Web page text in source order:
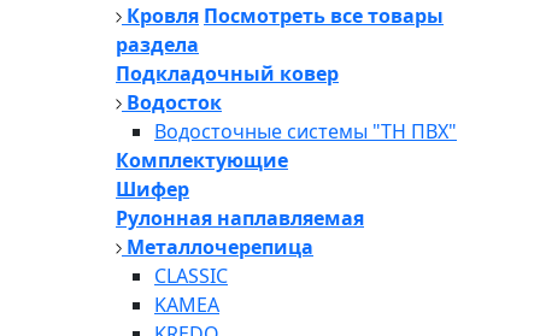
Кровля Посмотреть все товары
раздела
Подкладочный ковер
Водосток
Водосточные системы "ТН ПВХ"
Комплектующие
Шифер
Рулонная наплавляемая
Металлочерепица
CLASSIC
KAMEA